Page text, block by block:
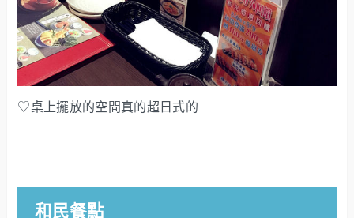
♡桌上擺放的空間真的超日式的
和民餐點